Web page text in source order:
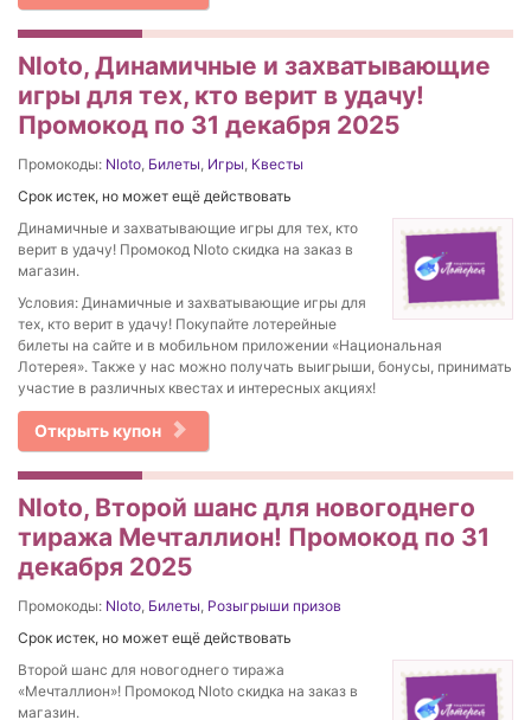
Nloto, Динамичные и захватывающие
игры для тех, кто верит в удачу!
Промокод по 31 декабря 2025
Промокоды: Nloto, Билеты, Игры, Квесты
Срок истек, но может ещё действовать
Динамичные и захватывающие игры для тех, кто
верит в удачу! Промокод Nloto скидка на заказ в
магазин.
Условия: Динамичные и захватывающие игры для
тех, кто верит в удачу! Покупайте лотерейные
билеты на сайте и в мобильном приложении «Национальная
Лотерея». Также у нас можно получать выигрыши, бонусы, принимать
участие в различных квестах и интересных акциях!
Открыть купон
Nloto, Второй шанс для новогоднего
тиража Мечталлион! Промокод по 31
декабря 2025
Промокоды: Nloto, Билеты, Розыгрыши призов
Срок истек, но может ещё действовать
Второй шанс для новогоднего тиража
«Мечталлион»! Промокод Nloto скидка на заказ в
магазин.